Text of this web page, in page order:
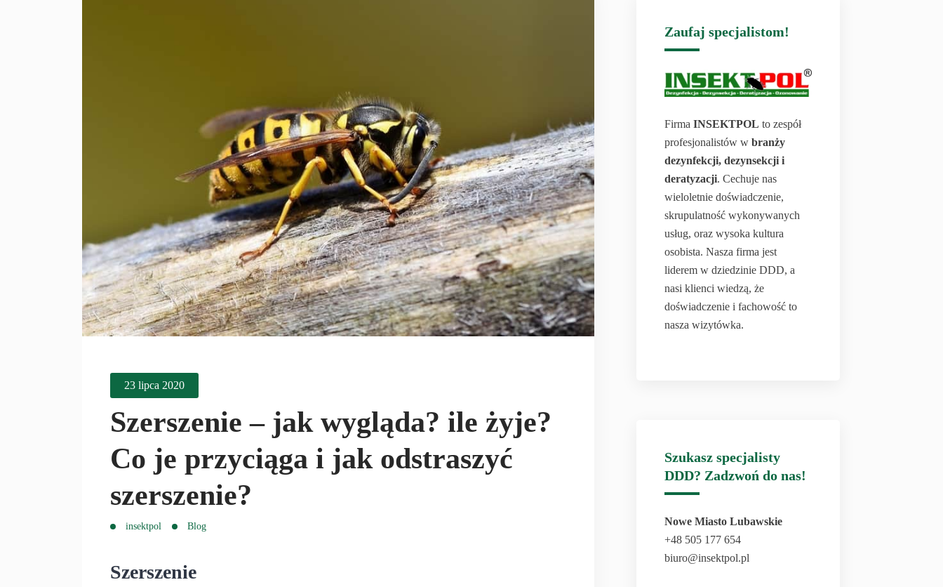
23 lipca 2020
Szerszenie – jak wygląda? ile żyje?
Co je przyciąga i jak odstraszyć
szerszenie?
insektpol Blog
Szerszenie
Zaufaj specjalistom!
Firma INSEKTPOL to zespół
profesjonalistów w branży
dezynfekcji, dezynsekcji i
deratyzacji. Cechuje nas
wieloletnie doświadczenie,
skrupulatność wykonywanych
usług, oraz wysoka kultura
osobista. Nasza firma jest
liderem w dziedzinie DDD, a
nasi klienci wiedzą, że
doświadczenie i fachowość to
nasza wizytówka.
Szukasz specjalisty
DDD? Zadzwoń do nas!
Nowe Miasto Lubawskie
+48 505 177 654
biuro@insektpol.pl